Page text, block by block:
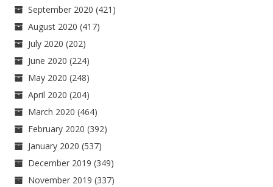
September 2020 (421)
August 2020 (417)
July 2020 (202)
June 2020 (224)
May 2020 (248)
April 2020 (204)
March 2020 (464)
February 2020 (392)
January 2020 (537)
December 2019 (349)
November 2019 (337)